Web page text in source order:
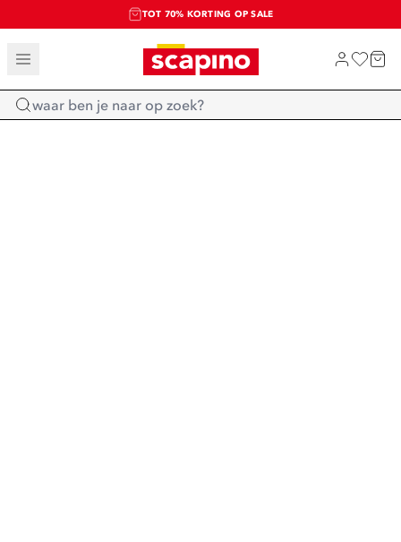
TOT 70% KORTING OP SALE
SALE: LAATSTE KANS!
SHOP NIEUW
Home